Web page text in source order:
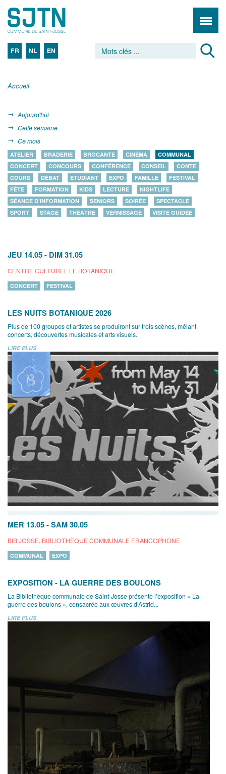
FR NL EN
Accueil
Aujourd'hui
Cette semaine
Ce mois
ATELIER BRADERIE BROCANTE CINÉMA
COMMUNAL
CONCERT
CONCOURS CONFÉRENCE CONSEIL
CONTE
COURS
DÉBAT ETUDIANT EXPO FAMILLE
FESTIVAL
FÊTE
FORMATION KIDS LECTURE
NIGHTLIFE
SÉANCE D'INFORMATION
SENIORS SOIRÉE
SPECTACLE
SPORT
STAGE THÉÂTRE VERNISSAGE VISITE GUIDÉE
JEU 14.05 - DIM 31.05
CENTRE CULTUREL LE BOTANIQUE
CONCERT FESTIVAL
LES NUITS BOTANIQUE 2026
Plus de 100 groupes et artistes se produiront sur trois scènes, mêlant
concerts, découvertes musicales et arts visuels.
LIRE PLUS
MER 13.05 - SAM 30.05
BIB JOSSE, BIBLIOTHÈQUE COMMUNALE FRANCOPHONE
COMMUNAL EXPO
EXPOSITION - LA GUERRE DES BOULONS
La Bibliothèque communale de Saint-Josse présente l’exposition « La
guerre des boulons », consacrée aux œuvres d’Astrid...
LIRE PLUS